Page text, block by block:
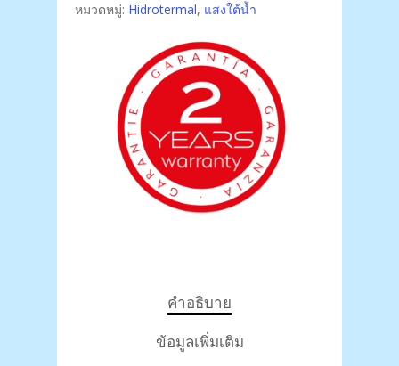
หมวดหมู่: Hidrotermal, แสงใต้น้ำ
คำอธิบาย
ข้อมูลเพิ่มเติม